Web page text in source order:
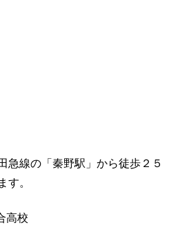
急線の「秦野駅」から徒歩２５
す。
高校